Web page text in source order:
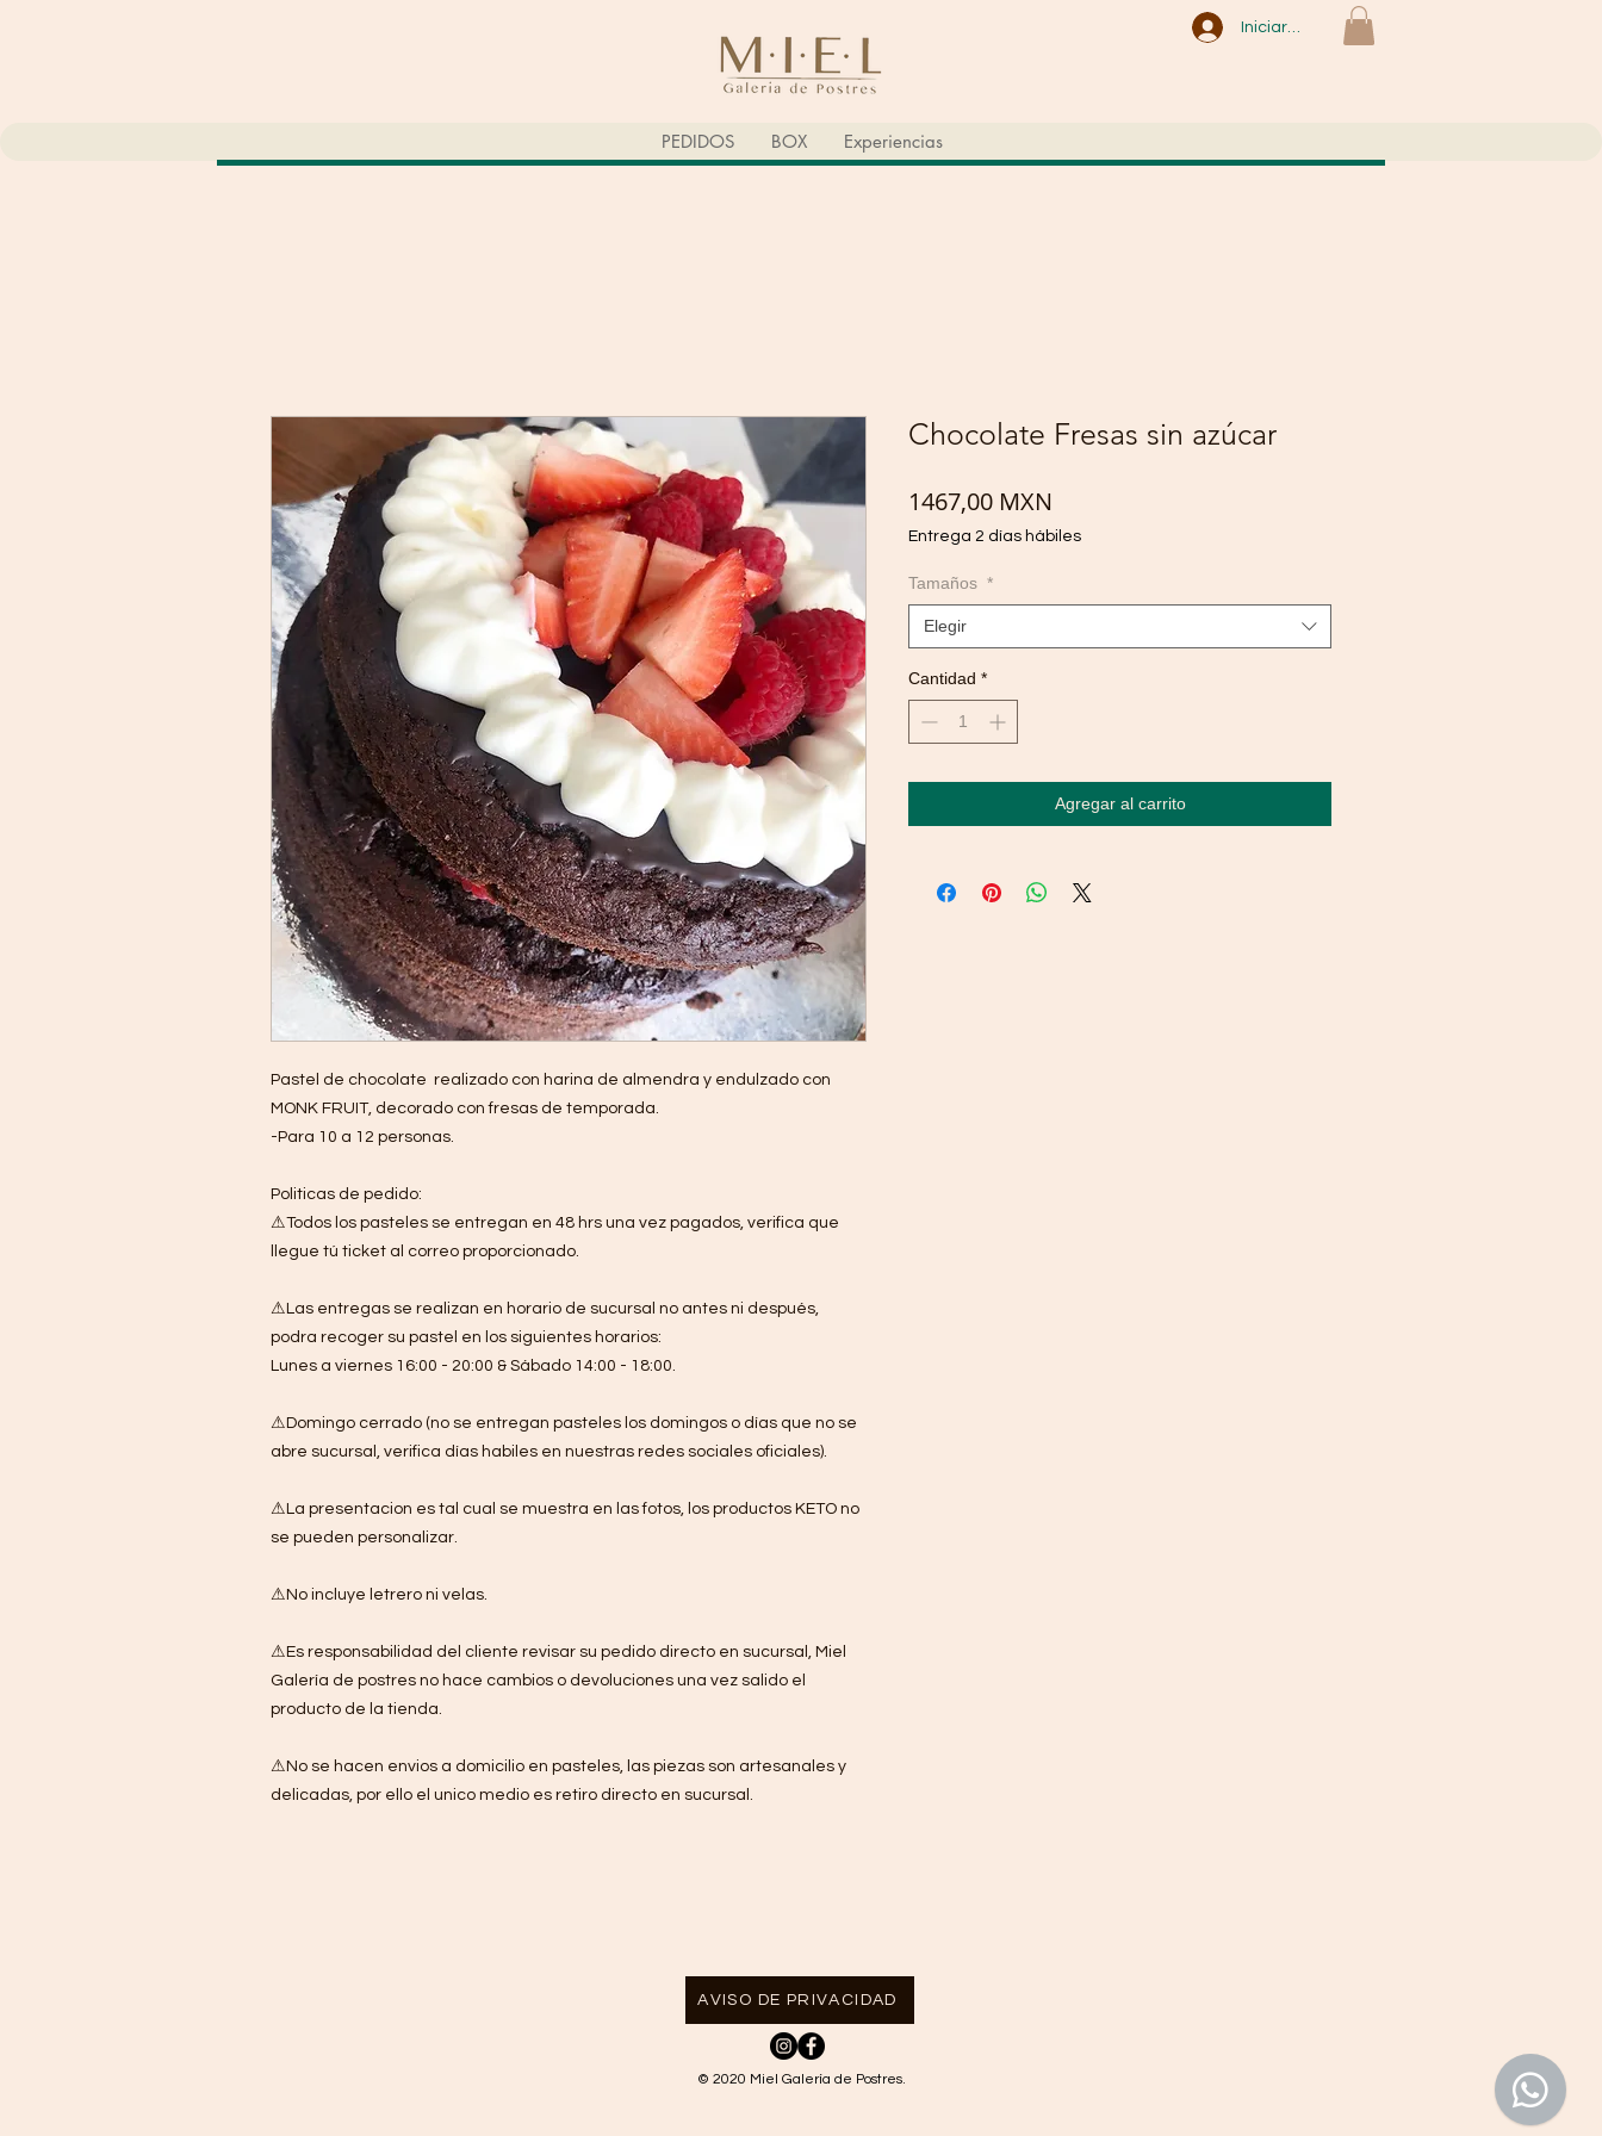
Iniciar sesión
PEDIDOS BOX Experiencias
Pastel de chocolate realizado con harina de almendra y endulzado con
MONK FRUIT, decorado con fresas de temporada.
-Para 10 a 12 personas.
Politicas de pedido:
⚠Todos los pasteles se entregan en 48 hrs una vez pagados, verifica que
llegue tú ticket al correo proporcionado.
⚠Las entregas se realizan en horario de sucursal no antes ni después,
podra recoger su pastel en los siguientes horarios:
Lunes a viernes 16:00 - 20:00 & Sábado 14:00 - 18:00.
⚠Domingo cerrado (no se entregan pasteles los domingos o días que no se
abre sucursal, verifica días habiles en nuestras redes sociales oficiales).
⚠La presentacion es tal cual se muestra en las fotos, los productos KETO no
se pueden personalizar.
⚠No incluye letrero ni velas.
⚠Es responsabilidad del cliente revisar su pedido directo en sucursal, Miel
Galería de postres no hace cambios o devoluciones una vez salido el
producto de la tienda.
⚠No se hacen envios a domicilio en pasteles, las piezas son artesanales y
delicadas, por ello el unico medio es retiro directo en sucursal.
Chocolate Fresas sin azúcar
1467,00 MXN
Entrega 2 días hábiles
Tamaños *
Elegir
Cantidad *
Agregar al carrito
© 2020 Miel Galería de Postres.
AVISO DE PRIVACIDAD